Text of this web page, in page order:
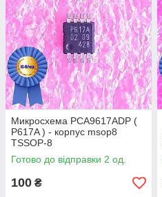
Микросхема PCA9617ADP (
P617A ) - корпус msop8
TSSOP-8
Готово до відправки 2 од.
100 ₴